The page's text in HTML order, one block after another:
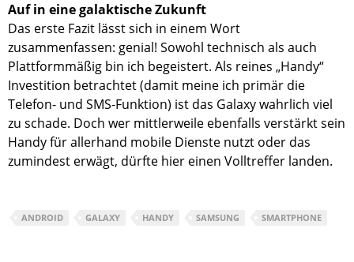
Auf in eine galaktische Zukunft
Das erste Fazit lässt sich in einem Wort
zusammenfassen: genial! Sowohl technisch als auch
Plattformmäßig bin ich begeistert. Als reines „Handy“
Investition betrachtet (damit meine ich primär die
Telefon- und SMS-Funktion) ist das Galaxy wahrlich viel
zu schade. Doch wer mittlerweile ebenfalls verstärkt sein
Handy für allerhand mobile Dienste nutzt oder das
zumindest erwägt, dürfte hier einen Volltreffer landen.
ANDROID GALAXY HANDY SAMSUNG SMARTPHONE